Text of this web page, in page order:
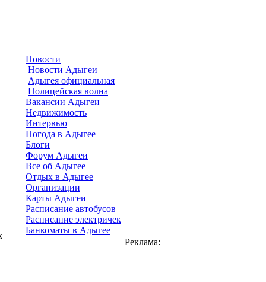
Новости
Новости Адыгеи
Адыгея официальная
Полицейская волна
Вакансии Адыгеи
Недвижимость
Интервью
Погода в Адыгее
Блоги
Форум Адыгеи
Все об Адыгее
Отдых в Адыгее
Организации
Карты Адыгеи
Расписание автобусов
Расписание электричек
Банкоматы в Адыгее
Реклама: